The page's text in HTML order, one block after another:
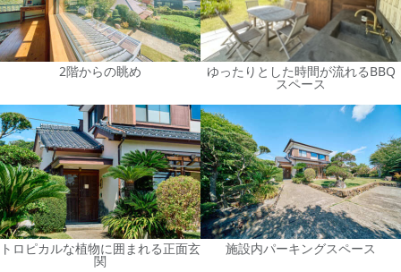
2階からの眺め ゆったりとした時間が流れるBBQ
スペース
トロピカルな植物に囲まれる正面玄
関
施設内パーキングスペース